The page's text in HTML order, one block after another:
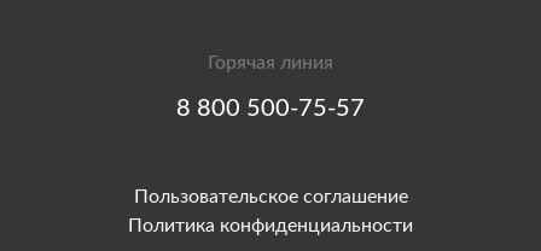
Горячая линия
8 800 500-75-57
Пользовательское соглашение
Политика конфиденциальности